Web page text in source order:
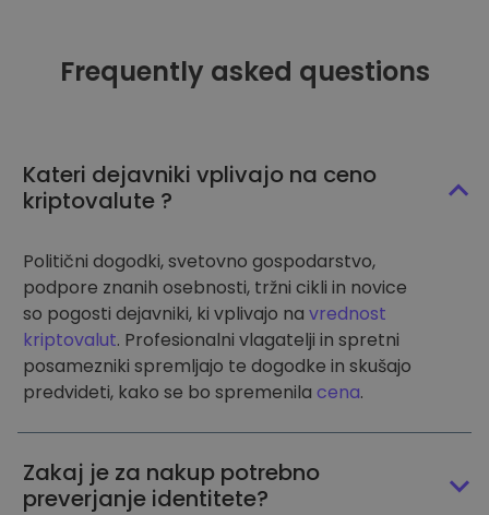
Frequently asked questions
Kateri dejavniki vplivajo na ceno
kriptovalute ?
Politični dogodki, svetovno gospodarstvo,
podpore znanih osebnosti, tržni cikli in novice
so pogosti dejavniki, ki vplivajo na vrednost
kriptovalut. Profesionalni vlagatelji in spretni
posamezniki spremljajo te dogodke in skušajo
predvideti, kako se bo spremenila cena.
Zakaj je za nakup potrebno
preverjanje identitete?